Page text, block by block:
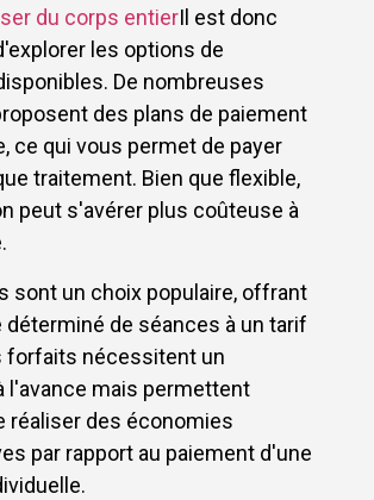
du corps entierIl est donc
les options de
De nombreuses
des plans de paiement
ce qui vous permet de payer
traitement. Bien que flexible,
peut s'avérer plus coûteuse à
sont un choix populaire, offrant
déterminé de séances à un tarif
forfaits nécessitent un
l'avance mais permettent
réaliser des économies
par rapport au paiement d'une